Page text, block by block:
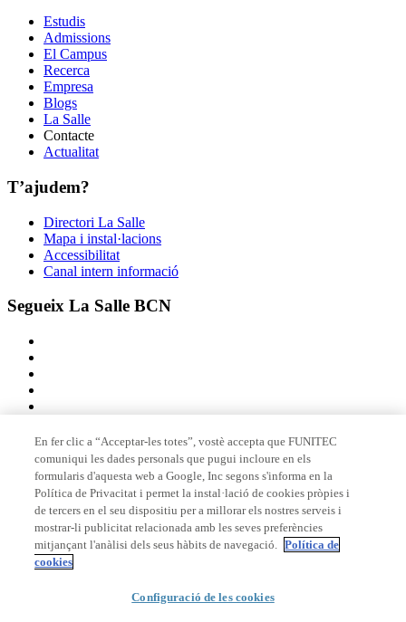
Estudis
Admissions
El Campus
Recerca
Empresa
Blogs
La Salle
Contacte
Actualitat
T’ajudem?
Directori La Salle
Mapa i instal·lacions
Accessibilitat
Canal intern informació
Segueix La Salle BCN
Membre de
Acreditacions
© 2026 La Salle Campus Barcelona - URL |Avís legal
En fer clic a “Acceptar-les totes”, vostè accepta que FUNITEC
comuniqui les dades personals que pugui incloure en els
formularis d'aquesta web a Google, Inc segons s'informa en la
Política de Privacitat i permet la instal·lació de cookies pròpies i
de tercers en el seu dispositiu per a millorar els nostres serveis i
mostrar-li publicitat relacionada amb les seves preferències
mitjançant l'anàlisi dels seus hàbits de navegació. Política de
cookies
Configuració de les cookies